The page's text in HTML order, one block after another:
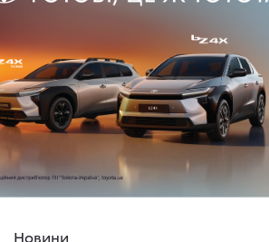
Новини